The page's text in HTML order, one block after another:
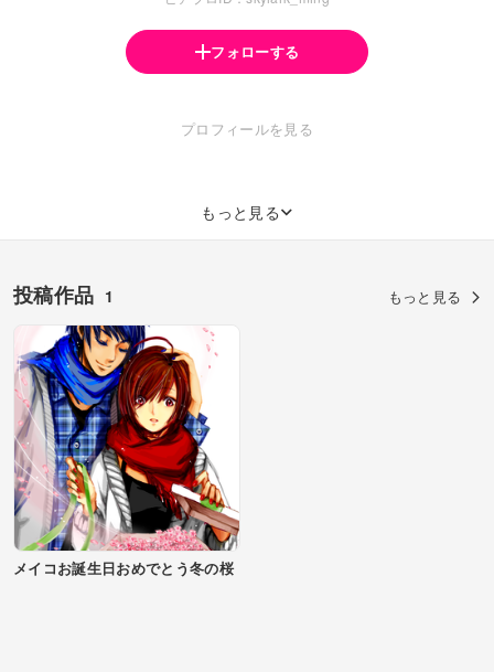
フォローする
プロフィールを見る
もっと見る
投稿作品 1 もっと見る
メイコお誕生日おめでとう冬の桜